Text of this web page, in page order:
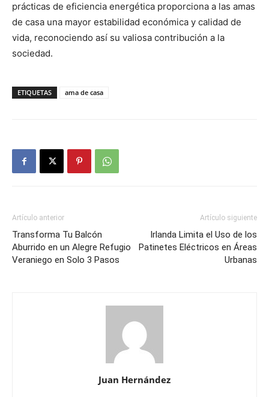
prácticas de eficiencia energética proporciona a las amas
de casa una mayor estabilidad económica y calidad de
vida, reconociendo así su valiosa contribución a la
sociedad.
ETIQUETAS ama de casa
Artículo anterior
Transforma Tu Balcón
Aburrido en un Alegre Refugio
Veraniego en Solo 3 Pasos
Artículo siguiente
Irlanda Limita el Uso de los
Patinetes Eléctricos en Áreas
Urbanas
Juan Hernández